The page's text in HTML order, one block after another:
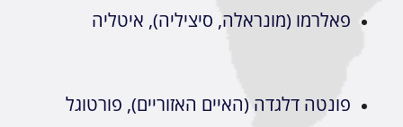
פאלרמו (מונראלה, סיציליה), איטליה
פונטה דלגדה (האיים האזוריים), פורטוגל